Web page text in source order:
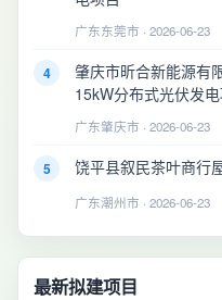
广东东莞市 · 2026-06-23
4
肇庆市昕合新能源有
15kW分布式光伏发
广东肇庆市 · 2026-06-23
5 饶平县叙民茶叶商行
广东潮州市 · 2026-06-23
最新拟建项目